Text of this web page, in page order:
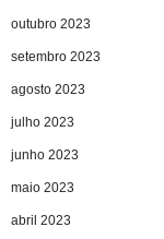
outubro 2023
setembro 2023
agosto 2023
julho 2023
junho 2023
maio 2023
abril 2023